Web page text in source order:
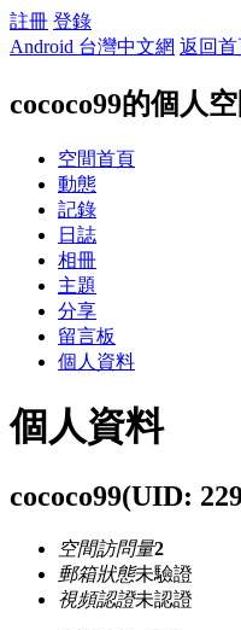
註冊 登錄
Android 台灣中文網 返回首
cococo99的個人
空間首頁
動態
記錄
日誌
相冊
主題
分享
留言板
個人資料
個人資料
cococo99(UID:
空間訪問量2
郵箱狀態未驗證
視頻認證未認證